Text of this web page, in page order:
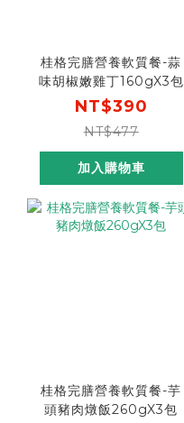
桂格完膳營養軟質餐-蒜
味胡椒嫩雞丁160gX3包
NT$390
NT$477
加入購物車
桂格完膳營養軟質餐-芋
頭豬肉燉飯260gX3包